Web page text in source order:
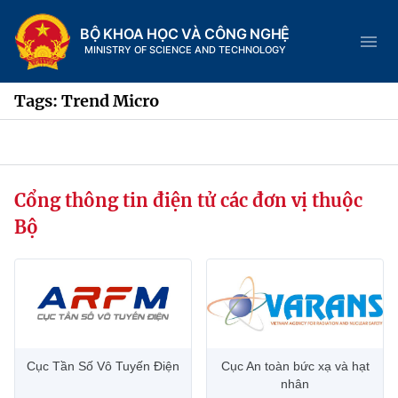
BỘ KHOA HỌC VÀ CÔNG NGHỆ
MINISTRY OF SCIENCE AND TECHNOLOGY
Trang chủ
Chức năng nhiệm vụ
Tin tức sự kiện
Hệ thống văn bản
Tags: Trend Micro
Cổng thông tin điện tử các đơn vị thuộc
Bộ
Cục Tần Số Vô Tuyến Điện
Cục An toàn bức xạ và hạt
nhân